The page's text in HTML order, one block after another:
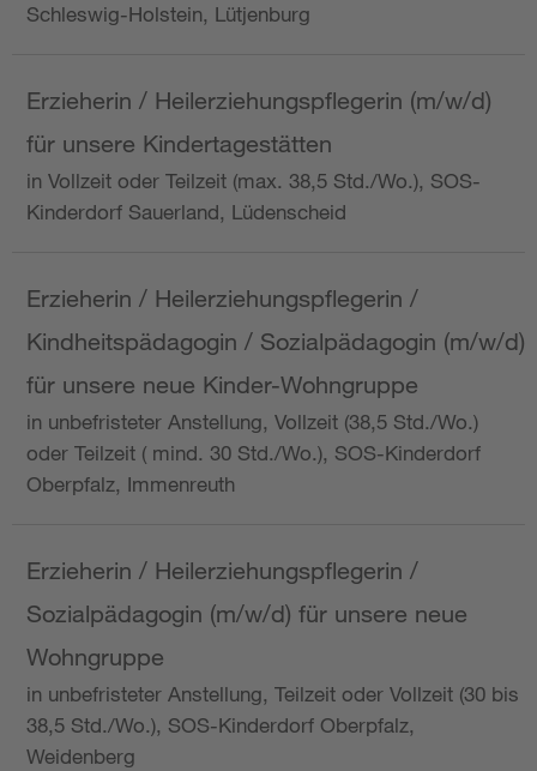
Schleswig-Holstein, Lütjenburg
Erzieherin / Heilerziehungspflegerin (m/w/d)
für unsere Kindertagestätten
in Vollzeit oder Teilzeit (max. 38,5 Std./Wo.), SOS-
Kinderdorf Sauerland, Lüdenscheid
Erzieherin / Heilerziehungspflegerin /
Kindheitspädagogin / Sozialpädagogin (m/w/d)
für unsere neue Kinder-Wohngruppe
in unbefristeter Anstellung, Vollzeit (38,5 Std./Wo.)
oder Teilzeit ( mind. 30 Std./Wo.), SOS-Kinderdorf
Oberpfalz, Immenreuth
Erzieherin / Heilerziehungspflegerin /
Sozialpädagogin (m/w/d) für unsere neue
Wohngruppe
in unbefristeter Anstellung, Teilzeit oder Vollzeit (30 bis
38,5 Std./Wo.), SOS-Kinderdorf Oberpfalz,
Weidenberg